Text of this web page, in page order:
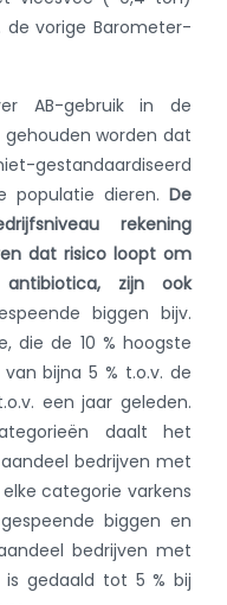
de vorige Barometer-
AB-gebruik in de
worden dat
gestandaardiseerd
populatie dieren. De
rekening
dat risico loopt om
zijn ook
biggen bijv.
die de 10 % hoogste
bijna 5 % t.o.v. de
een jaar geleden.
daalt het
bedrijven met
categorie varkens
biggen en
bedrijven met
is gedaald tot 5 % bij